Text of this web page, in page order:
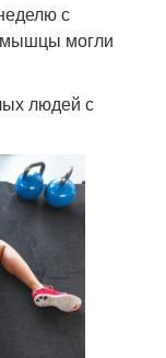
с
могли
людей с